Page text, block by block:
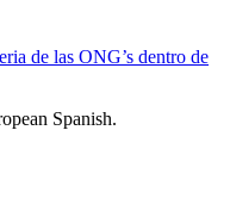
de las ONG’s dentro de
Spanish.